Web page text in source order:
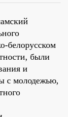
белорусском
были
и
с молодежью,